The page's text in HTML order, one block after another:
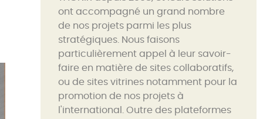
ont accompagné un grand nombre
de nos projets parmi les plus
stratégiques. Nous faisons
particulièrement appel à leur savoir-
faire en matière de sites collaboratifs,
ou de sites vitrines notamment pour la
promotion de nos projets à
l'international. Outre des plateformes